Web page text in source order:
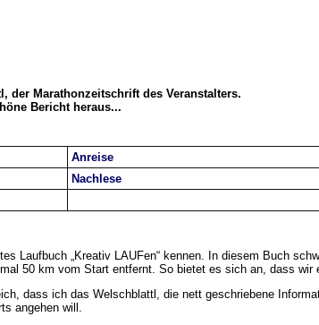
der Marathonzeitschrift des Veranstalters.
Bericht heraus...
Anreise
Nachlese
Laufbuch „Kreativ LAUFen“ kennen. In diesem Buch
50 km vom Start entfernt. So bietet es sich an, dass
dass ich das Welschblattl, die nett geschriebene
angehen will.